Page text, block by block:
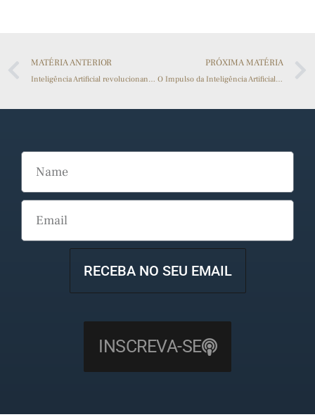
MATÉRIA ANTERIOR
Inteligência Artificial revolucionando a fotografia Jornalística
PRÓXIMA MATÉRIA
O Impulso da Inteligência Artificial no Empreendedorismo Digital
RECEBA NO SEU EMAIL
INSCREVA-SE